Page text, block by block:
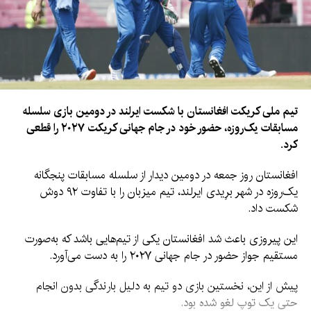
تیم ملی کریکت افغانستان با شکست ایرلند در دومین بازی سلسله
مسابقات یک‌روزه، حضور خود در جام جهانی کریکت ۲۰۲۷ را قطعی
کرد.
افغانستان روز جمعه در دومین دیدار از سلسله مسابقات پنجگانه
یک‌روزه در شهر برِیدی ایرلند، تیم میزبان را با تفاوت ۹۲ دوش
شکست داد.
این پیروزی باعث شد افغانستان یکی از تیم‌هایی باشد که به‌صورت
مستقیم جواز حضور در جام جهانی ۲۰۲۷ را به دست می‌آورد.
پیش از این، نخستین بازی دو تیم به دلیل بارندگی بدون انجام
حتی یک توپ لغو شده بود.